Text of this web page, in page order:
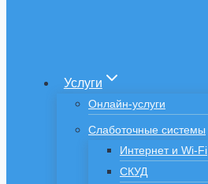
Услуги
Онлайн-услуги
Слаботочные системы
Интернет и Wi-Fi
СКУД